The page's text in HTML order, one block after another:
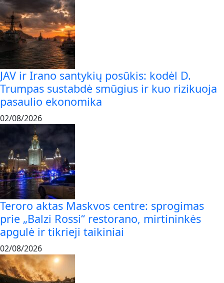
JAV ir Irano santykių posūkis: kodėl D.
Trumpas sustabdė smūgius ir kuo rizikuoja
pasaulio ekonomika
02/08/2026
Teroro aktas Maskvos centre: sprogimas
prie „Balzi Rossi“ restorano, mirtininkės
apgulė ir tikrieji taikiniai
02/08/2026